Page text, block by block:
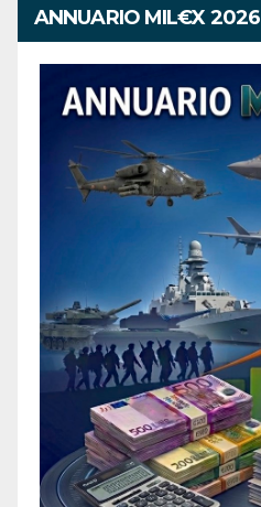
ANNUARIO MIL€X 2026